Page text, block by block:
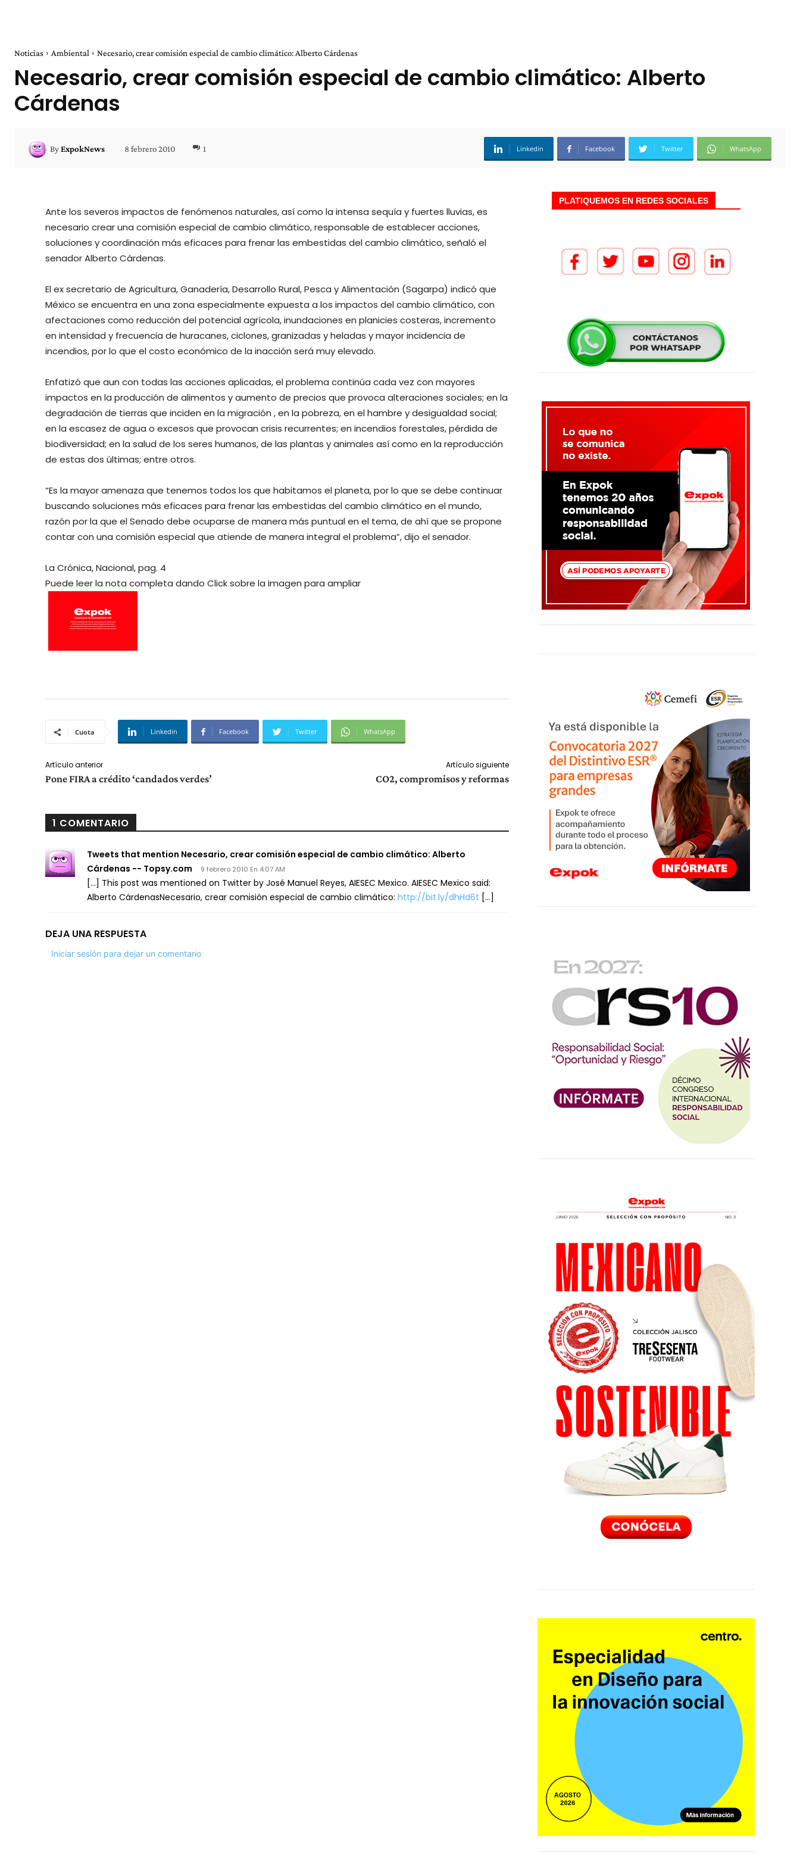
Noticias Ambiental Necesario, crear comisión especial de cambio climático: Alberto Cárdenas
Necesario, crear comisión especial de cambio climático: Alberto
Cárdenas
ByExpokNews 8 febrero 2010 1 Linkedin Facebook Twitter WhatsApp
Ante los severos impactos de fenómenos naturales, así como la intensa sequía y fuertes lluvias, es
necesario crear una comisión especial de cambio climático, responsable de establecer acciones,
soluciones y coordinación más eficaces para frenar las embestidas del cambio climático, señaló el
senador Alberto Cárdenas.
El ex secretario de Agricultura, Ganadería, Desarrollo Rural, Pesca y Alimentación (Sagarpa) indicó que
México se encuentra en una zona especialmente expuesta a los impactos del cambio climático, con
afectaciones como reducción del potencial agrícola, inundaciones en planicies costeras, incremento
en intensidad y frecuencia de huracanes, ciclones, granizadas y heladas y mayor incidencia de
incendios, por lo que el costo económico de la inacción será muy elevado.
Enfatizó que aun con todas las acciones aplicadas, el problema continúa cada vez con mayores
impactos en la producción de alimentos y aumento de precios que provoca alteraciones sociales; en la
degradación de tierras que inciden en la migración , en la pobreza, en el hambre y desigualdad social;
en la escasez de agua o excesos que provocan crisis recurrentes; en incendios forestales, pérdida de
biodiversidad; en la salud de los seres humanos, de las plantas y animales así como en la reproducción
de estas dos últimas; entre otros.
“Es la mayor amenaza que tenemos todos los que habitamos el planeta, por lo que se debe continuar
buscando soluciones más eficaces para frenar las embestidas del cambio climático en el mundo,
razón por la que el Senado debe ocuparse de manera más puntual en el tema, de ahí que se propone
contar con una comisión especial que atiende de manera integral el problema”, dijo el senador.
La Crónica, Nacional, pag. 4
Puede leer la nota completa dando Click sobre la imagen para ampliar
Cuota Linkedin Facebook Twitter WhatsApp
Artículo anterior
Pone FIRA a crédito ‘candados verdes’
Artículo siguiente
CO2, compromisos y reformas
1 COMENTARIO
Tweets that mention Necesario, crear comisión especial de cambio climático: Alberto
Cárdenas -- Topsy.com
9 febrero 2010 En 4:07 AM
[…] This post was mentioned on Twitter by José Manuel Reyes, AIESEC Mexico. AIESEC Mexico said:
Alberto CárdenasNecesario, crear comisión especial de cambio climático: http://bit.ly/dhHd6t […]
DEJA UNA RESPUESTA
Iniciar sesión para dejar un comentario
PLATIQUEMOS EN REDES SOCIALES